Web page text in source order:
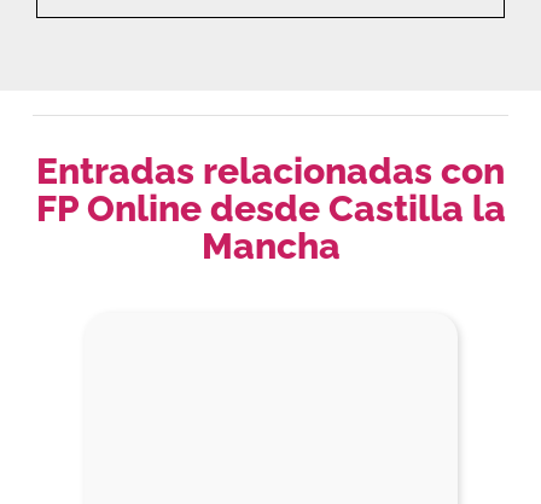
Entradas relacionadas con
FP Online desde Castilla la
Mancha